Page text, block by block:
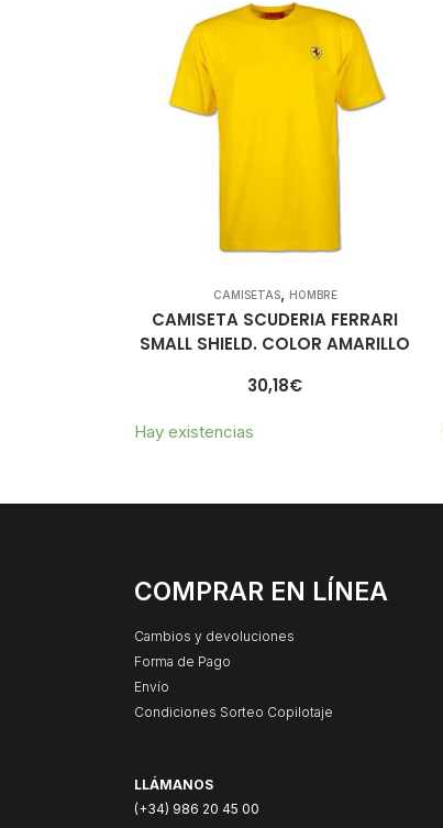
CAMISETAS, HOMBRE
CAMISETA SCUDERIA FERRARI
SMALL SHIELD. COLOR AMARILLO
30,18€
Hay existencias
COMPRAR EN LÍNEA
Cambios y devoluciones
Forma de Pago
Envío
Condiciones Sorteo Copilotaje
LLÁMANOS
(+34) 986 20 45 00